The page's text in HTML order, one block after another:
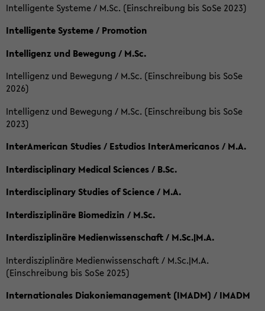
Intelligente Systeme / M.Sc. (Einschreibung bis SoSe 2023)
Intelligente Systeme / Promotion
Intelligenz und Bewegung / M.Sc.
Intelligenz und Bewegung / M.Sc. (Einschreibung bis SoSe
2026)
Intelligenz und Bewegung / M.Sc. (Einschreibung bis SoSe
2023)
InterAmerican Studies / Estudios InterAmericanos / M.A.
Interdisciplinary Medical Sciences / B.Sc.
Interdisciplinary Studies of Science / M.A.
Interdisziplinäre Biomedizin / M.Sc.
Interdisziplinäre Medienwissenschaft / M.Sc.|M.A.
Interdisziplinäre Medienwissenschaft / M.Sc.|M.A.
(Einschreibung bis SoSe 2025)
Internationales Diakoniemanagement (IMADM) / IMADM